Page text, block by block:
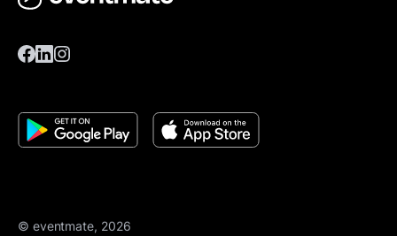
© eventmate, 2026